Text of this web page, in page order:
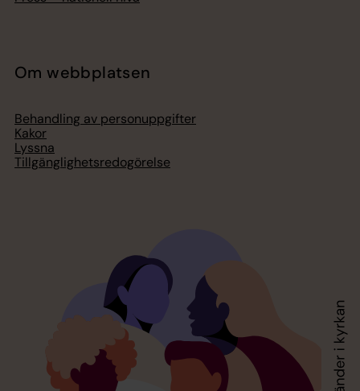
Om webbplatsen
Behandling av personuppgifter
Kakor
Lyssna
Tillgänglighetsredogörelse